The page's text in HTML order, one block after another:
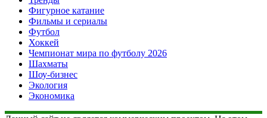
Фигурное катание
Фильмы и сериалы
Футбол
Хоккей
Чемпионат мира по футболу 2026
Шахматы
Шоу-бизнес
Экология
Экономика